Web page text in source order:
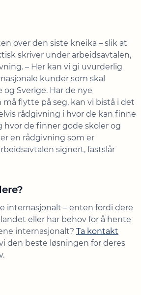
over den siste kneika – slik at
skriver under arbeidsavtalen,
– Her kan vi gi uvurderlig
kunder som skal
Sverige. Har de nye
flytte på seg, kan vi bistå i det
rådgivning i hvor de kan finne
hvor de finner gode skoler og
en rådgivning som er
signert, fastslår
internasjonalt – enten fordi dere
eller har behov for å hente
internasjonalt? Ta kontakt
den beste løsningen for deres